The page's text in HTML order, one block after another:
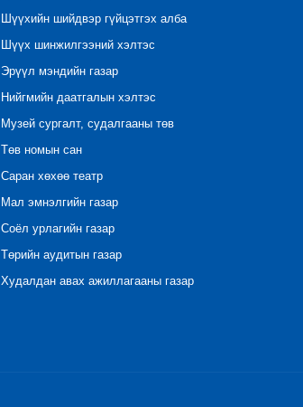
Шүүхийн шийдвэр гүйцэтгэх алба
Шүүх шинжилгээний хэлтэс
Эрүүл мэндийн газар
Нийгмийн даатгалын хэлтэс
Музей сургалт, судалгааны төв
Төв номын сан
Саран хөхөө театр
Мал эмнэлгийн газар
Соёл урлагийн газар
Төрийн аудитын газар
Худалдан авах ажиллагааны газар